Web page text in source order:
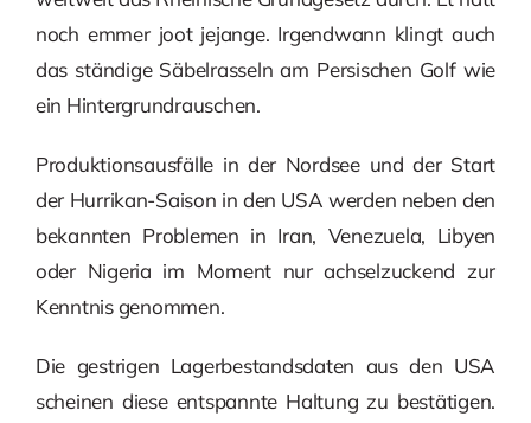
noch emmer joot jejange. Irgendwann klingt auch
das ständige Säbelrasseln am Persischen Golf wie
ein Hintergrundrauschen.
Produktionsausfälle in der Nordsee und der Start
der Hurrikan-Saison in den USA werden neben den
bekannten Problemen in Iran, Venezuela, Libyen
oder Nigeria im Moment nur achselzuckend zur
Kenntnis genommen.
Die gestrigen Lagerbestandsdaten aus den USA
scheinen diese entspannte Haltung zu bestätigen.